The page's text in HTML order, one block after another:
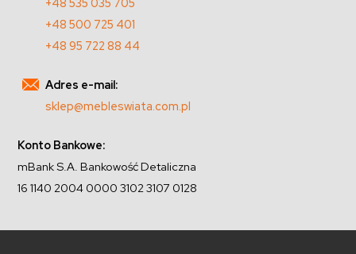
+48 500 725 401
+48 95 722 88 44
Adres e-mail:
sklep@mebleswiata.com.pl
Konto Bankowe:
mBank S.A. Bankowość Detaliczna
16 1140 2004 0000 3102 3107 0128